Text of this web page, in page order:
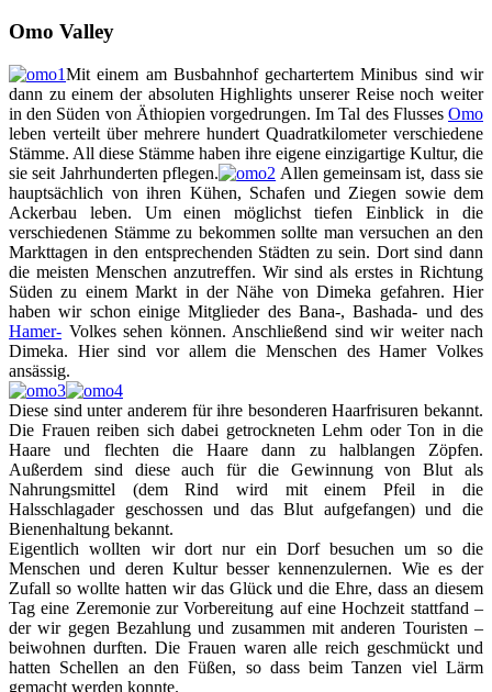
Omo Valley
Mit einem am Busbahnhof gechartertem Minibus sind wir
dann zu einem der absoluten Highlights unserer Reise noch weiter
in den Süden von Äthiopien vorgedrungen. Im Tal des Flusses Omo
leben verteilt über mehrere hundert Quadratkilometer verschiedene
Stämme. All diese Stämme haben ihre eigene einzigartige Kultur, die
sie seit Jahrhunderten pflegen.
Allen gemeinsam ist, dass sie
hauptsächlich von ihren Kühen, Schafen und Ziegen sowie dem
Ackerbau leben. Um einen möglichst tiefen Einblick in die
verschiedenen Stämme zu bekommen sollte man versuchen an den
Markttagen in den entsprechenden Städten zu sein. Dort sind dann
die meisten Menschen anzutreffen. Wir sind als erstes in Richtung
Süden zu einem Markt in der Nähe von Dimeka gefahren. Hier
haben wir schon einige Mitglieder des Bana-, Bashada- und des
Hamer- Volkes sehen können. Anschließend sind wir weiter nach
Dimeka. Hier sind vor allem die Menschen des Hamer Volkes
ansässig.
Diese sind unter anderem für ihre besonderen Haarfrisuren bekannt.
Die Frauen reiben sich dabei getrockneten Lehm oder Ton in die
Haare und flechten die Haare dann zu halblangen Zöpfen.
Außerdem sind diese auch für die Gewinnung von Blut als
Nahrungsmittel (dem Rind wird mit einem Pfeil in die
Halsschlagader geschossen und das Blut aufgefangen) und die
Bienenhaltung bekannt.
Eigentlich wollten wir dort nur ein Dorf besuchen um so die
Menschen und deren Kultur besser kennenzulernen. Wie es der
Zufall so wollte hatten wir das Glück und die Ehre, dass an diesem
Tag eine Zeremonie zur Vorbereitung auf eine Hochzeit stattfand –
der wir gegen Bezahlung und zusammen mit anderen Touristen –
beiwohnen durften. Die Frauen waren alle reich geschmückt und
hatten Schellen an den Füßen, so dass beim Tanzen viel Lärm
gemacht werden konnte.